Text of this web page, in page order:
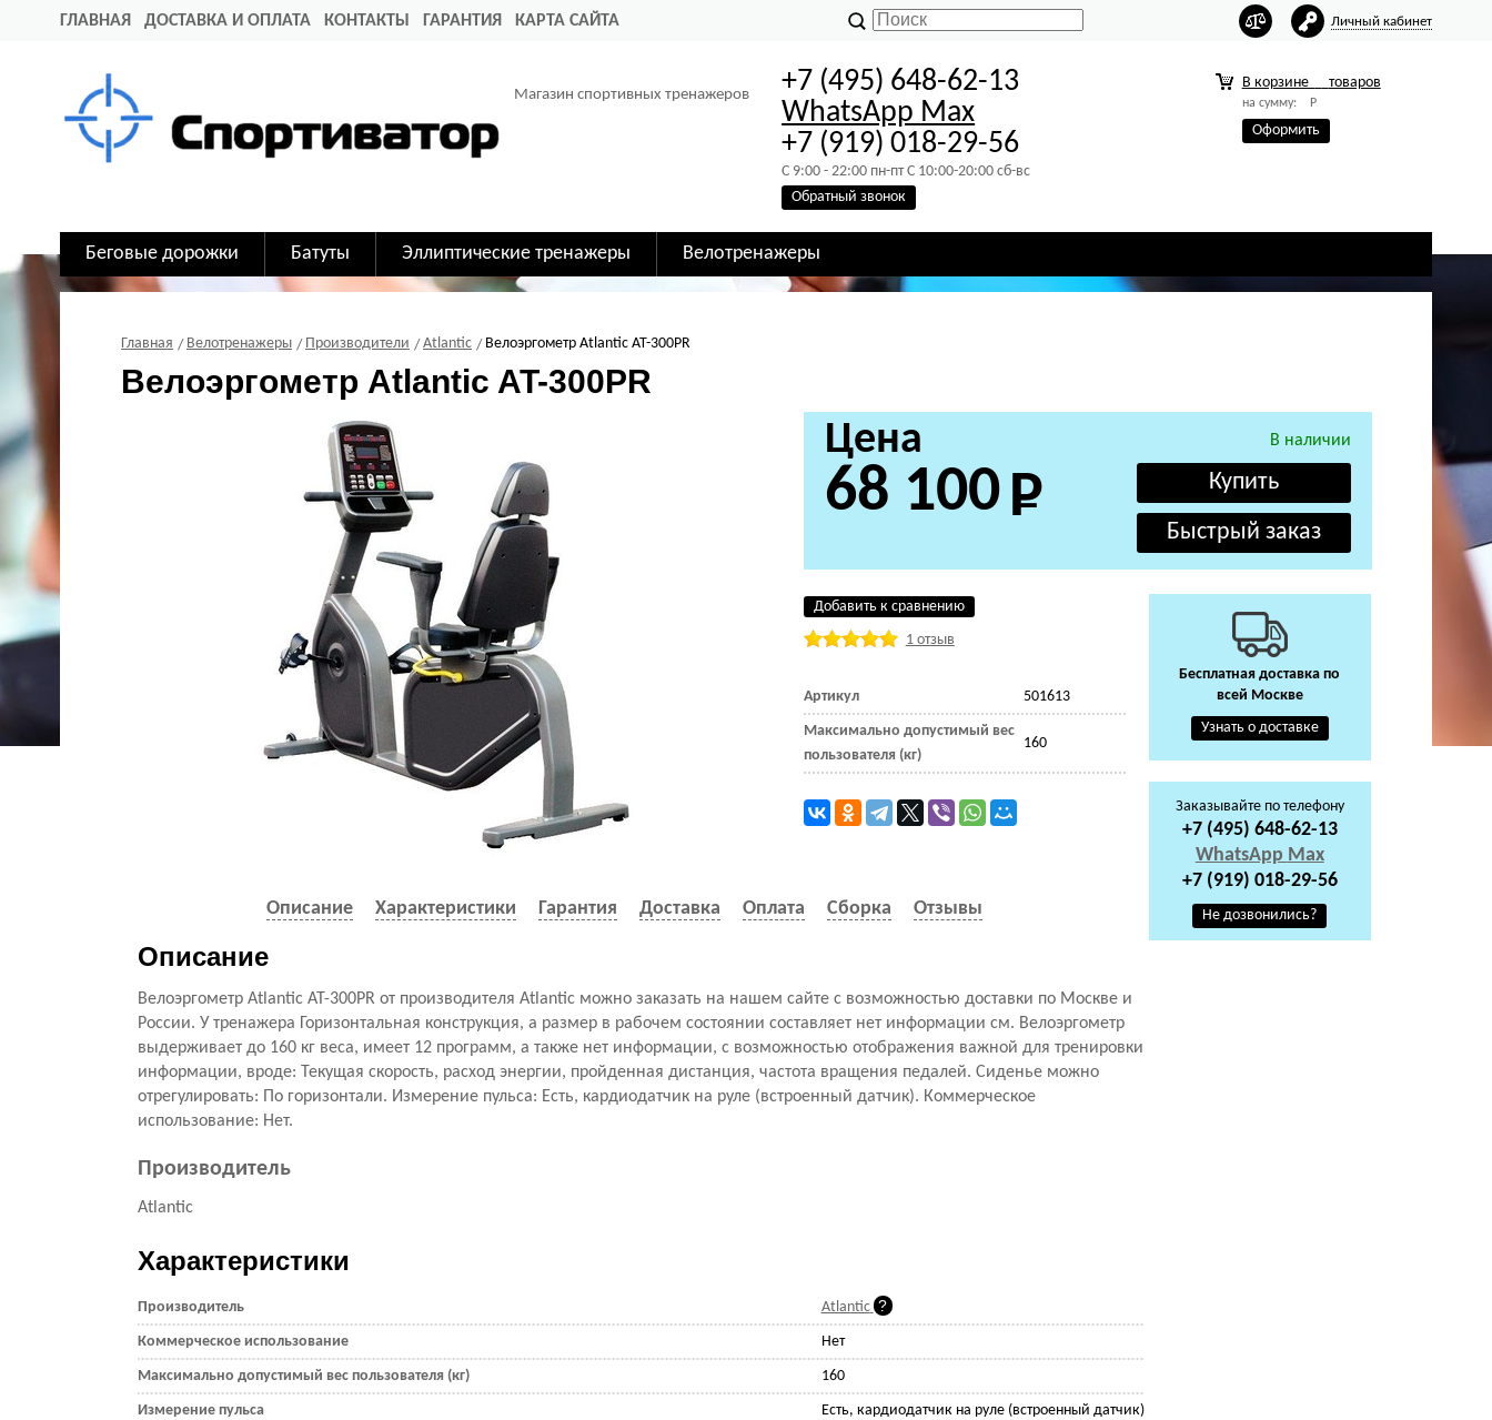
ГЛАВНАЯ ДОСТАВКА И ОПЛАТА КОНТАКТЫ ГАРАНТИЯ КАРТА САЙТА Личный кабинет
Магазин спортивных тренажеров
+7 (495) 648-62-13
WhatsApp Max
+7 (919) 018-29-56
C 9:00 - 22:00 пн-пт C 10:00-20:00 сб-вс
Обратный звонок
В корзине товаров
на сумму: Р
Оформить
Беговые дорожки Батуты Эллиптические тренажеры Велотренажеры
Главная Велотренажеры Производители Atlantic Велоэргометр Atlantic AT-300PR
Велоэргометр Atlantic AT-300PR
В наличии
Цена
68 100
Добавить к сравнению
1 отзыв
Артикул 501613
Максимально допустимый вес
пользователя (кг)
160
Описание Характеристики Гарантия Доставка Оплата Сборка Отзывы
Описание
Велоэргометр Atlantic AT-300PR от производителя Atlantic можно заказать на нашем сайте с возможностью доставки по Москве и
России. У тренажера Горизонтальная конструкция, а размер в рабочем состоянии составляет нет информации см. Велоэргометр
выдерживает до 160 кг веса, имеет 12 программ, а также нет информации, с возможностью отображения важной для тренировки
информации, вроде: Текущая скорость, расход энергии, пройденная дистанция, частота вращения педалей. Сиденье можно
отрегулировать: По горизонтали. Измерение пульса: Есть, кардиодатчик на руле (встроенный датчик). Коммерческое
использование: Нет.
Производитель
Atlantic
Характеристики
Производитель Atlantic
Коммерческое использование Нет
Максимально допустимый вес пользователя (кг) 160
Измерение пульса Есть, кардиодатчик на руле (встроенный датчик)
Бесплатная доставка по
всей Москве
Узнать о доставке
Заказывайте по телефону
+7 (495) 648-62-13
WhatsApp Max
+7 (919) 018-29-56
Не дозвонились?